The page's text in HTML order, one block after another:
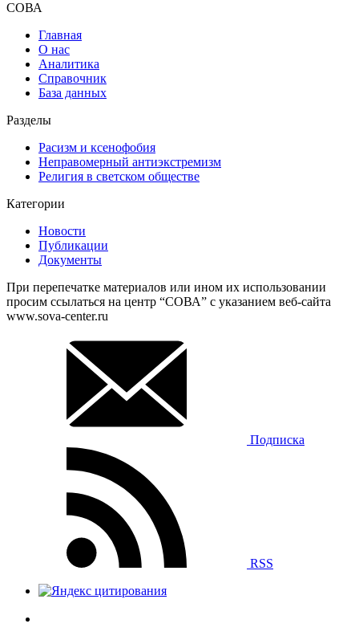
СОВА
Главная
О нас
Аналитика
Справочник
База данных
Разделы
Расизм и ксенофобия
Неправомерный антиэкстремизм
Религия в светском обществе
Категории
Новости
Публикации
Документы
При перепечатке материалов или ином их использовании
просим ссылаться на центр “СОВА” с указанием веб-сайта
www.sova-center.ru
Подписка
RSS